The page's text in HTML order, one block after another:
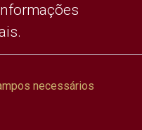
necessários